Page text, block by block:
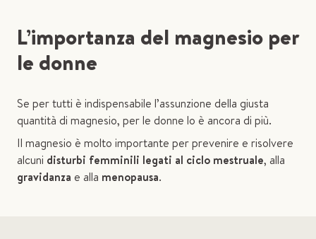
L’importanza del magnesio per
le donne
Se per tutti è indispensabile l’assunzione della giusta
quantità di magnesio, per le donne lo è ancora di più.
Il magnesio è molto importante per prevenire e risolvere
alcuni disturbi femminili legati al ciclo mestruale, alla
gravidanza e alla menopausa.